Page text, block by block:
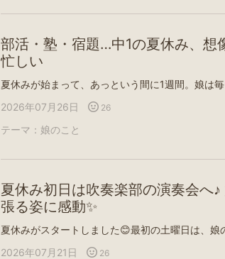
部活・塾・宿題…中1の夏休み、想
忙しい
2026年07月26日
26
テーマ： 娘のこと
夏休み初日は吹奏楽部の演奏会へ
張る姿に感動✨
2026年07月21日
26